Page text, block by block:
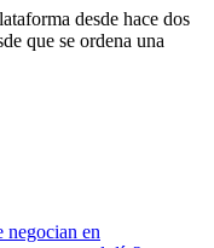
desde hace dos
que se ordena una